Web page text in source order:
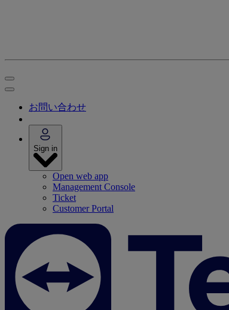
お問い合わせ
Sign in
Open web app
Management Console
Ticket
Customer Portal